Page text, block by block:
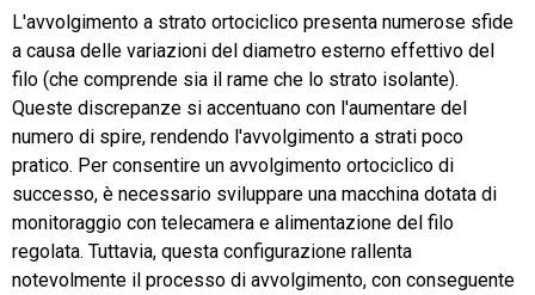
L'avvolgimento a strato ortociclico presenta numerose sfide
a causa delle variazioni del diametro esterno effettivo del
filo (che comprende sia il rame che lo strato isolante).
Queste discrepanze si accentuano con l'aumentare del
numero di spire, rendendo l'avvolgimento a strati poco
pratico. Per consentire un avvolgimento ortociclico di
successo, è necessario sviluppare una macchina dotata di
monitoraggio con telecamera e alimentazione del filo
regolata. Tuttavia, questa configurazione rallenta
notevolmente il processo di avvolgimento, con conseguente